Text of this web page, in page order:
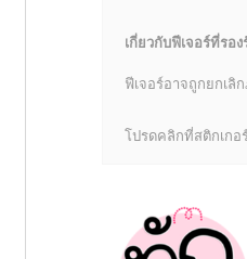
เกี่ยวกับฟีเจอร์ที่รอง
ฟีเจอร์อาจถูกยกเลิ
โปรดคลิกที่สติกเกอ